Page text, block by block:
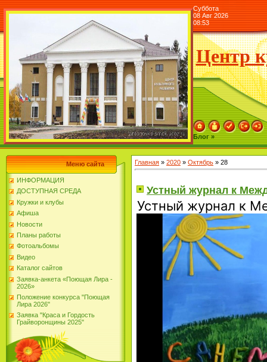
Суббота
08 Авг 2026
08:53
Центр
Блог »
Меню сайта
ИНФОРМАЦИЯ
ДОСТУПНАЯ СРЕДА
Кружки и клубы
Афиша
Новости
Планы работы
Фотоальбомы
Видео
Каталог сайтов
Заявка-анкета «Поющая Лира -
2026»
Положение конкурса "Поющая
Лира 2026"
Заявка "Краса и Гордость
Грайворонщины 2025"
Главная » 2020 » Октябрь » 28
Устный журнал к
Устный журнал к